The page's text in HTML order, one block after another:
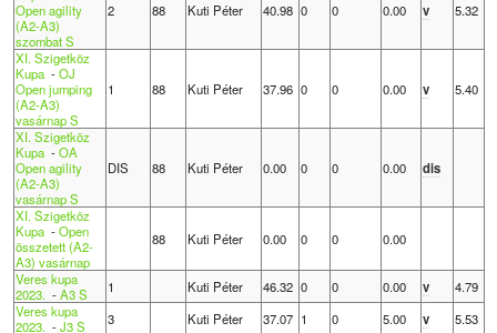
Open agility
(A2-A3)
szombat S
2 88 Kuti Péter 40.98 0 0 0.00 v 5.32
XI. Szigetköz
Kupa-OJ
Open jumping
(A2-A3)
vasárnap S
1 88 Kuti Péter 37.96 0 0 0.00 v 5.40
XI. Szigetköz
Kupa-OA
Open agility
(A2-A3)
vasárnap S
DIS 88 Kuti Péter 0.00 0 0 0.00 dis
XI. Szigetköz
Kupa-Open
összetett (A2-
A3) vasárnap
88 Kuti Péter 0.00 0 0 0.00
Veres kupa
2023.-A3 S 1 Kuti Péter 46.32 0 0 0.00 v
4.79
Veres kupa
2023.-J3 S 3 Kuti Péter 37.07 1 0 5.00 v
5.53